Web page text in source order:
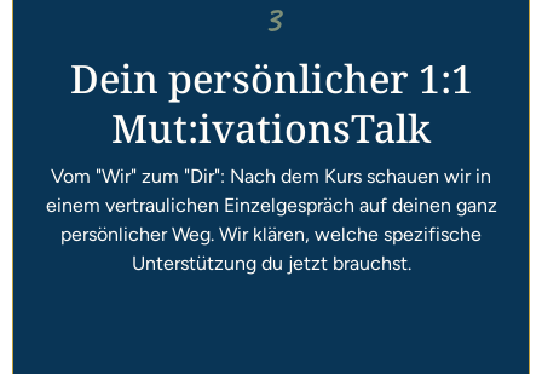
3
Dein persönlicher 1:1
Mut:ivationsTalk
Vom "Wir" zum "Dir": Nach dem Kurs schauen wir in
einem vertraulichen Einzelgespräch auf deinen ganz
persönlicher Weg. Wir klären, welche spezifische
Unterstützung du jetzt brauchst.